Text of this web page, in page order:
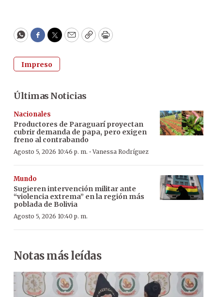
WhatsApp
Facebook
Twitter
EmailCopyPrint
Impreso
Últimas Noticias
Nacionales
Productores de Paraguarí proyectan
cubrir demanda de papa, pero exigen
freno al contrabando
Agosto 5, 2026 10:46 p. m. ·Vanessa Rodríguez
Mundo
Sugieren intervención militar ante
“violencia extrema” en la región más
poblada de Bolivia
Agosto 5, 2026 10:40 p. m.
Notas más leídas